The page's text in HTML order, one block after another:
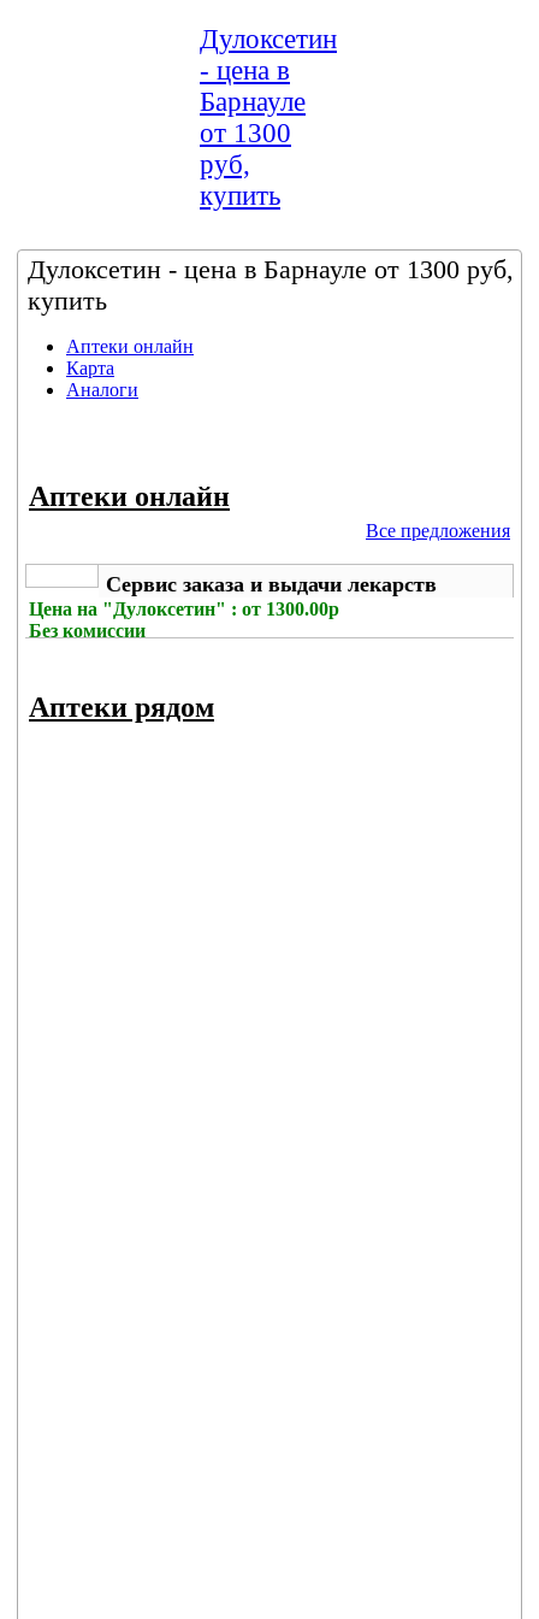
Дулоксетин
- цена в
Барнауле
от 1300
руб,
купить
Дулоксетин - цена в Барнауле от 1300 руб,
купить
Аптеки онлайн
Карта
Аналоги
Аптеки онлайн
Все предложения
Сервис заказа и выдачи лекарств
Цена на "Дулоксетин" : от 1300.00р
Без комиссии
Аптеки рядом